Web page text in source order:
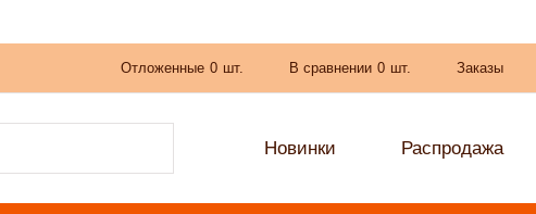
Отложенные 0 шт. В сравнении 0 шт. Заказы
Новинки Распродажа